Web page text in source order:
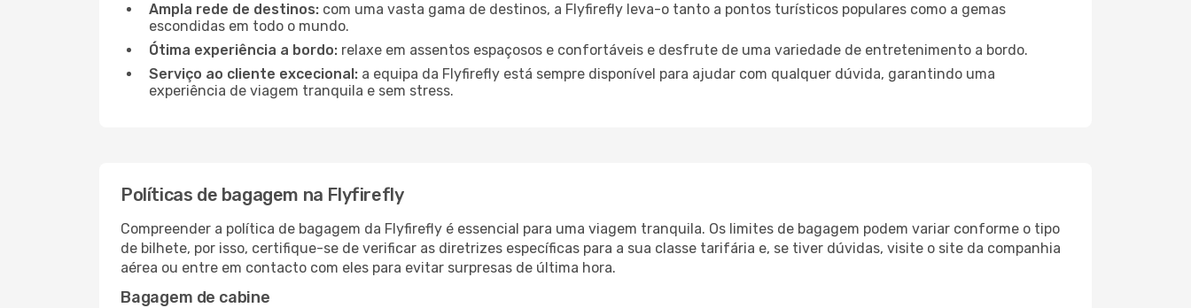
Ampla rede de destinos: com uma vasta gama de destinos, a Flyfirefly leva-o tanto a pontos turísticos populares como a gemas
escondidas em todo o mundo.
Ótima experiência a bordo: relaxe em assentos espaçosos e confortáveis e desfrute de uma variedade de entretenimento a bordo.
Serviço ao cliente excecional: a equipa da Flyfirefly está sempre disponível para ajudar com qualquer dúvida, garantindo uma
experiência de viagem tranquila e sem stress.
Políticas de bagagem na Flyfirefly
Compreender a política de bagagem da Flyfirefly é essencial para uma viagem tranquila. Os limites de bagagem podem variar conforme o tipo
de bilhete, por isso, certifique-se de verificar as diretrizes específicas para a sua classe tarifária e, se tiver dúvidas, visite o site da companhia
aérea ou entre em contacto com eles para evitar surpresas de última hora.
Bagagem de cabine